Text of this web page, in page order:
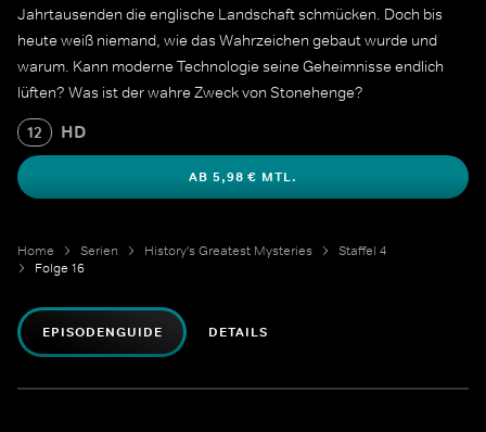
Jahrtausenden die englische Landschaft schmücken. Doch bis
heute weiß niemand, wie das Wahrzeichen gebaut wurde und
warum. Kann moderne Technologie seine Geheimnisse endlich
lüften? Was ist der wahre Zweck von Stonehenge?
12 HD
AB 5,98 € MTL.
Home Serien History's Greatest Mysteries
Staffel 4
Folge 16
EPISODENGUIDE DETAILS